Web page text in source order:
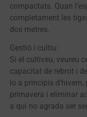
compactats. Quan
completament les
dos metres.
Gestió i cultiu:
Si el cultiveu, veureu
capacitat de rebrot i
lo a principis
primavera i eliminar
a qui no agrada ser